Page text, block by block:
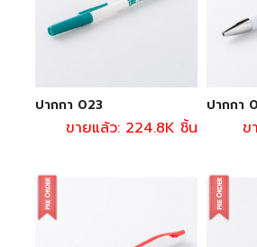
ปากกา 023
ขายแล้ว: 224.8K ชิ้น
ปากกา
ข